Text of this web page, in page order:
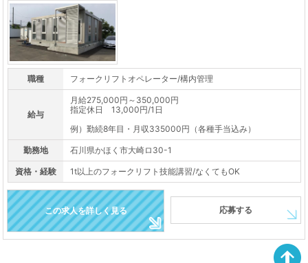
職種 フォークリフトオペレーター/構内管理
給与
月給275,000円～350,000円
指定休日 13,000円/1日
例）勤続8年目・月収335000円（各種手当込み）
勤務地 石川県かほく市大崎ロ30-1
資格・経験 1t以上のフォークリフト技能講習/なくてもOK
この求人を詳しく見る 応募する